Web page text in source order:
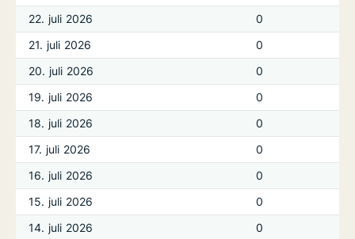
22. juli 2026
0
21. juli 2026
0
20. juli 2026
0
19. juli 2026
0
18. juli 2026
0
17. juli 2026
0
16. juli 2026
0
15. juli 2026
0
14. juli 2026
0